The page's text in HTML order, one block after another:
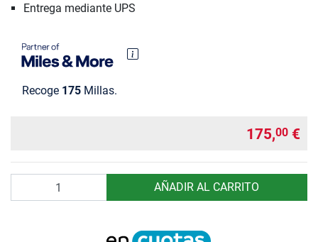
Entrega mediante UPS
Recoge 175 Millas.
175,00 €
AÑADIR AL CARRITO